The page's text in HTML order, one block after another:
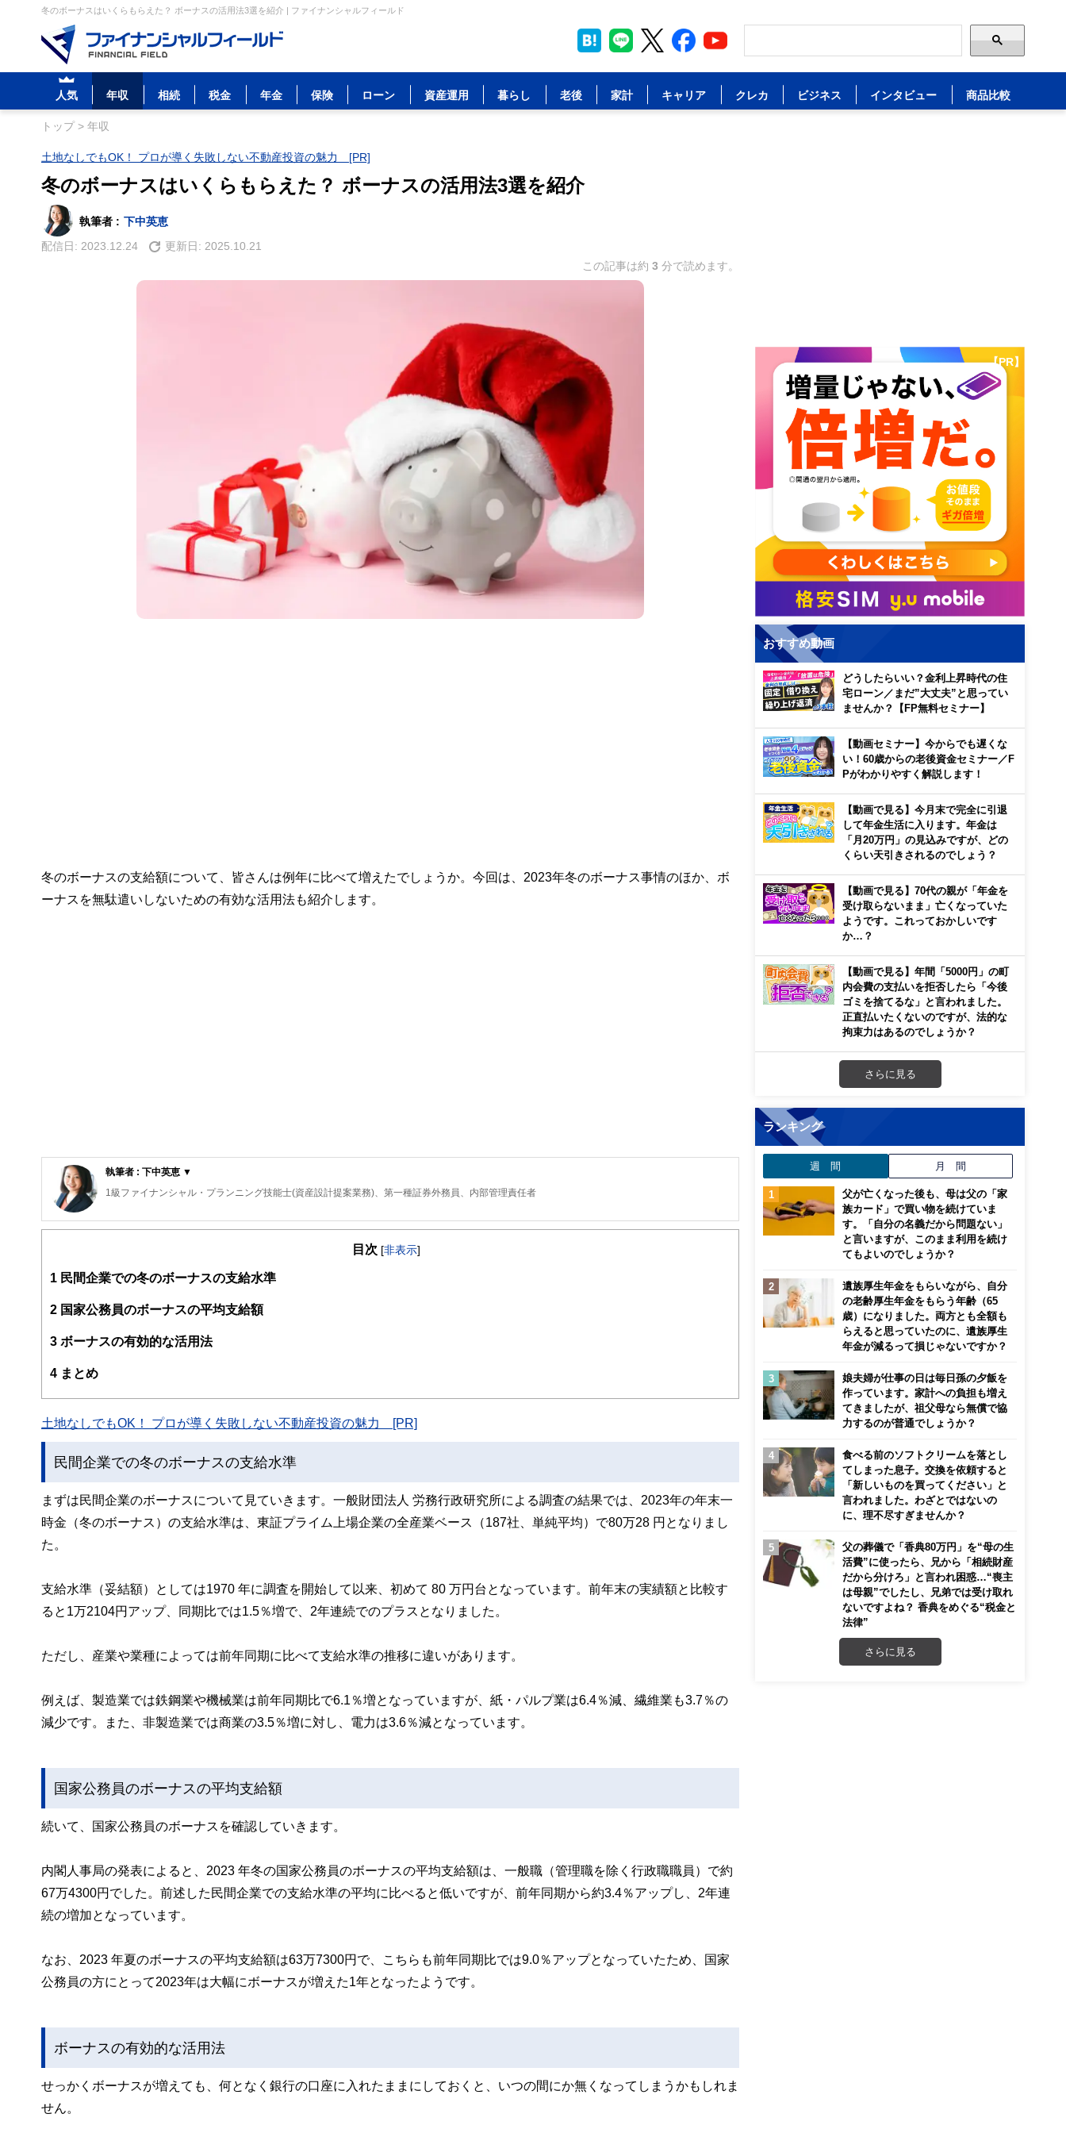
冬のボーナスはいくらもらえた？ ボーナスの活用法3選を紹介 | ファイナンシャルフィールド
人気 年収 相続 税金 年金 保険 ローン 資産運用 暮らし 老後 家計 キャリア クレカ ビジネス インタビュー 商品比較
トップ> 年収
土地なしでもOK！ プロが導く失敗しない不動産投資の魅力 [PR]
冬のボーナスはいくらもらえた？ ボーナスの活用法3選を紹介
執筆者 : 下中英恵
配信日: 2023.12.24 更新日: 2025.10.21
この記事は約 3 分で読めます。
冬のボーナスの支給額について、皆さんは例年に比べて増えたでしょうか。今回は、2023年冬のボーナス事情のほか、ボ
ーナスを無駄遣いしないための有効な活用法も紹介します。
執筆者 : 下中英恵 ▼
1級ファイナンシャル・プランニング技能士(資産設計提案業務)、第一種証券外務員、内部管理責任者
東京都出身。2008年慶應義塾大学商学部卒業後、三菱UFJメリルリンチPB証券株式会社に入社。
富裕層向け資産運用業務に従事した後、米国ボストンにおいて、ファイナンシャルプランナーとして活動。現在は日本東京において、資産運用・
http://fp.shitanaka.com/”
目次 [非表示]
1 民間企業での冬のボーナスの支給水準
2 国家公務員のボーナスの平均支給額
3 ボーナスの有効的な活用法
4 まとめ
土地なしでもOK！ プロが導く失敗しない不動産投資の魅力 [PR]
民間企業での冬のボーナスの支給水準
まずは民間企業のボーナスについて見ていきます。⼀般財団法⼈ 労務行政研究所による調査の結果では、2023年の年末一
時金（冬のボーナス）の支給水準は、東証プライム上場企業の全産業ベース（187社、単純平均）で80万28 円となりまし
た。
支給水準（妥結額）としては1970 年に調査を開始して以来、初めて 80 万円台となっています。前年末の実績額と比較す
ると1万2104円アップ、同期比では1.5％増で、2年連続でのプラスとなりました。
ただし、産業や業種によっては前年同期に比べて支給水準の推移に違いがあります。
例えば、製造業では鉄鋼業や機械業は前年同期比で6.1％増となっていますが、紙・パルプ業は6.4％減、繊維業も3.7％の
減少です。また、非製造業では商業の3.5％増に対し、電力は3.6％減となっています。
国家公務員のボーナスの平均支給額
続いて、国家公務員のボーナスを確認していきます。
内閣人事局の発表によると、2023 年冬の国家公務員のボーナスの平均支給額は、一般職（管理職を除く行政職職員）で約
67万4300円でした。前述した民間企業での支給水準の平均に比べると低いですが、前年同期から約3.4％アップし、2年連
続の増加となっています。
なお、2023 年夏のボーナスの平均支給額は63万7300円で、こちらも前年同期比では9.0％アップとなっていたため、国家
公務員の方にとって2023年は大幅にボーナスが増えた1年となったようです。
ボーナスの有効的な活用法
せっかくボーナスが増えても、何となく銀行の口座に入れたままにしておくと、いつの間にか無くなってしまうかもしれま
せん。
【PR】
おすすめ動画
どうしたらいい？金利上昇時代の住
宅ローン／まだ”大丈夫”と思ってい
ませんか？【FP無料セミナー】
【動画セミナー】今からでも遅くな
い！60歳からの老後資金セミナー／F
Pがわかりやすく解説します！
【動画で見る】今月末で完全に引退
して年金生活に入ります。年金は
「月20万円」の見込みですが、どの
くらい天引きされるのでしょう？
【動画で見る】70代の親が「年金を
受け取らないまま」亡くなっていた
ようです。これっておかしいです
か…？
【動画で見る】年間「5000円」の町
内会費の支払いを拒否したら「今後
ゴミを捨てるな」と言われました。
正直払いたくないのですが、法的な
拘束力はあるのでしょうか？
さらに見る
ランキング
週 間 月 間
父が亡くなった後も、母は父の「家
族カード」で買い物を続けていま
す。「自分の名義だから問題ない」
と言いますが、このまま利用を続け
てもよいのでしょうか？
遺族厚生年金をもらいながら、自分
の老齢厚生年金をもらう年齢（65
歳）になりました。両方とも全額も
らえると思っていたのに、遺族厚生
年金が減るって損じゃないですか？
娘夫婦が仕事の日は毎日孫の夕飯を
作っています。家計への負担も増え
てきましたが、祖父母なら無償で協
力するのが普通でしょうか？
食べる前のソフトクリームを落とし
てしまった息子。交換を依頼すると
「新しいものを買ってください」と
言われました。わざとではないの
に、理不尽すぎませんか？
父の葬儀で「香典80万円」を“母の生
活費”に使ったら、兄から「相続財産
だから分けろ」と言われ困惑…“喪主
は母親”でしたし、兄弟では受け取れ
ないですよね？ 香典をめぐる“税金と
法律”
さらに見る